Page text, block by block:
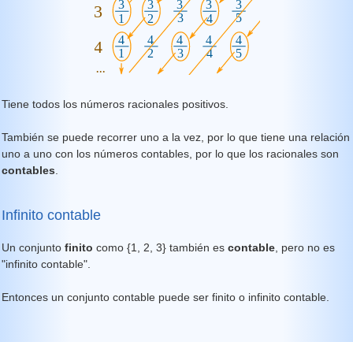
Tiene todos los números racionales positivos.
También se puede recorrer uno a la vez, por lo que tiene una relación
uno a uno con los números contables, por lo que los racionales son
contables
Infinito contable
Un conjunto finito como {1, 2, 3} también es contable , pero no es
"infinito contable".
Entonces un conjunto contable puede ser finito o infinito contable.